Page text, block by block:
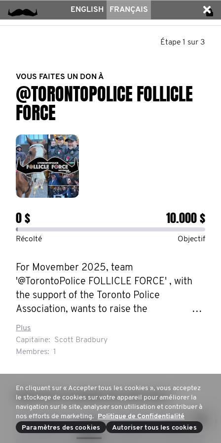
ENGLISH FRANÇAIS
Étape 1 sur 3
VOUS FAITES UN DON À
@TORONTOPOLICE FOLLICLE
FORCE
0 $ 10.000 $
Récolté Objectif
For Movember 2025, team
'@TorontoPolice FOLLICLE FORCE' , with
the support of the Toronto Police
Association, wants to raise the
conversation around men's health -
especially mental health and suicide
prevention. We want to engage men, and
health, and continue to reduce the stigma
around these issues. Reach out and ask for
help if you need it, or if you recognize
someone that does - reach out to *them* -
Plus
Capitaine:
Scott Bradbury
Membres: 1
Quel est le montant de votre don ?
50 $ 100 $ 250 $ 500 $
En cliquant sur « Accepter tous les cookies », vous acceptez
le stockage de cookies sur votre appareil pour améliorer la
navigation sur le site, analyser son utilisation et contribuer à
nos efforts de marketing. Politique de Confidentialité
Paramètres des cookies
Autoriser tous les cookies